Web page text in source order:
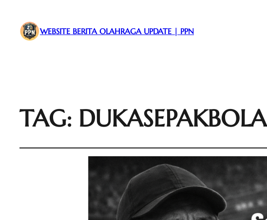
WEBSITE BERITA OLAHRAGA UPDATE | PPN
TAG: DUKASEPAKBOLA